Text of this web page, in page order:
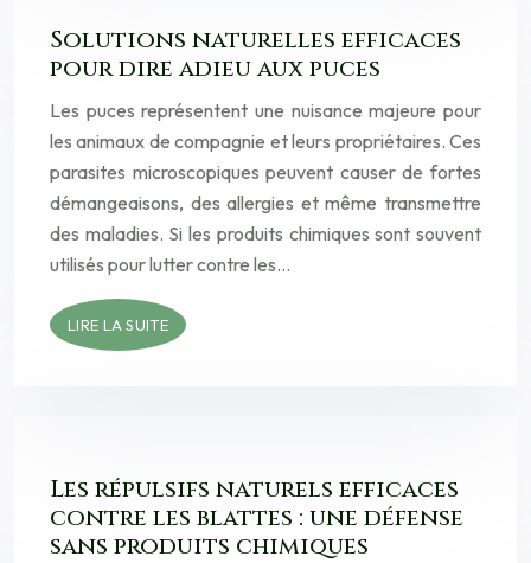
Solutions naturelles efficaces
pour dire adieu aux puces
Les puces représentent une nuisance majeure pour
les animaux de compagnie et leurs propriétaires. Ces
parasites microscopiques peuvent causer de fortes
démangeaisons, des allergies et même transmettre
des maladies. Si les produits chimiques sont souvent
utilisés pour lutter contre les…
LIRE LA SUITE
Les répulsifs naturels efficaces
contre les blattes : une défense
sans produits chimiques